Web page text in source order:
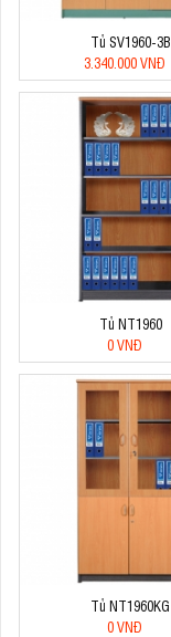
Tủ SV1960-3B
3.340.000 VNĐ
Tủ NT1960
0 VNĐ
Tủ NT1960KG
0 VNĐ